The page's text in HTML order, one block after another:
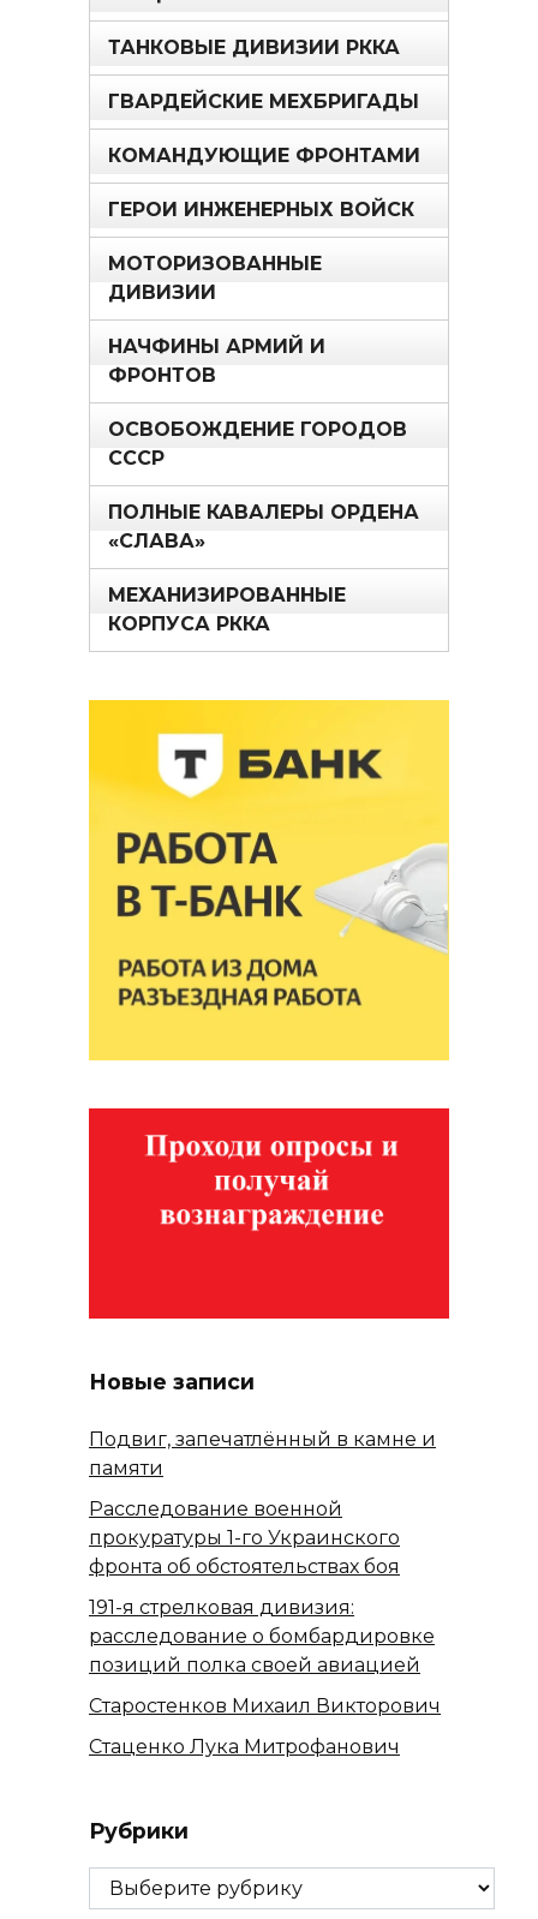
ТАНКОВЫЕ ДИВИЗИИ РККА
ГВАРДЕЙСКИЕ МЕХБРИГАДЫ
КОМАНДУЮЩИЕ ФРОНТАМИ
ГЕРОИ ИНЖЕНЕРНЫХ ВОЙСК
МОТОРИЗОВАННЫЕ
ДИВИЗИИ
НАЧФИНЫ АРМИЙ И
ФРОНТОВ
ОСВОБОЖДЕНИЕ ГОРОДОВ
СССР
ПОЛНЫЕ КАВАЛЕРЫ ОРДЕНА
«СЛАВА»
МЕХАНИЗИРОВАННЫЕ
КОРПУСА РККА
Новые записи
Подвиг, запечатлённый в камне и
памяти
Расследование военной
прокуратуры 1-го Украинского
фронта об обстоятельствах боя
191-я стрелковая дивизия:
расследование о бомбардировке
позиций полка своей авиацией
Старостенков Михаил Викторович
Стаценко Лука Митрофанович
Рубрики
Рубрики